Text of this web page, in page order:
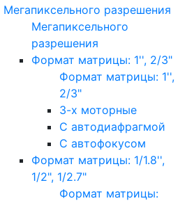
Мегапиксельного разрешения
Мегапиксельного
разрешения
Формат матрицы: 1'', 2/3"
Формат матрицы: 1'',
2/3"
3-х моторные
С автодиафрагмой
С автофокусом
Формат матрицы: 1/1.8'',
1/2", 1/2.7"
Формат матрицы: